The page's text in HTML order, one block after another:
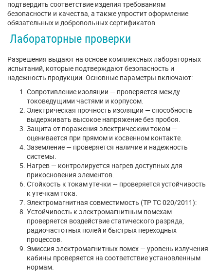
подтвердить соответствие изделия требованиям
безопасности и качества, а также упростит оформление
обязательных и добровольных сертификатов.
Лабораторные проверки
Разрешения выдают на основе комплексных лабораторных
испытаний, которые подтверждают безопасность и
надежность продукции. Основные параметры включают:
Сопротивление изоляции — проверяется между
токоведущими частями и корпусом.
Электрическая прочность изоляции — способность
выдерживать высокое напряжение без пробоя.
Защита от поражения электрическим током —
оценивается при прямом и косвенном контакте.
Заземление — проверяется наличие и надежность
системы.
Нагрев — контролируется нагрев доступных для
прикосновения элементов.
Стойкость к токам утечки — проверяется устойчивость
к утечкам тока.
Электромагнитная совместимость (ТР ТС 020/2011):
Устойчивость к электромагнитным помехам —
проверяется воздействие статического разряда,
радиочастотных полей и быстрых переходных
процессов.
Эмиссия электромагнитных помех — уровень излучения
кабины проверяется на соответствие установленным
нормам.